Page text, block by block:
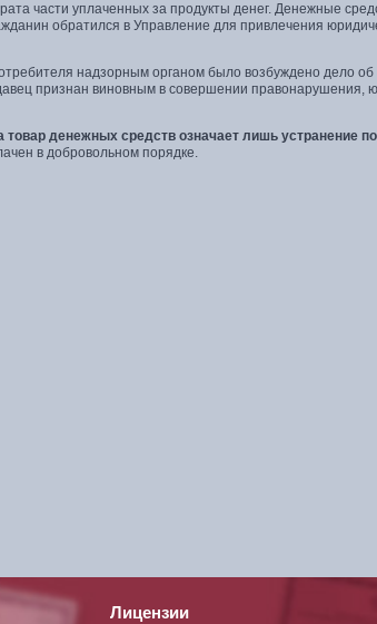
части уплаченных за продукты денег. Денежные
обратился в Управление для привлечения
надзорным органом было возбуждено дело
признан виновным в совершении правонарушения,
денежных средств означает лишь устранение
в добровольном порядке.
Лицензии